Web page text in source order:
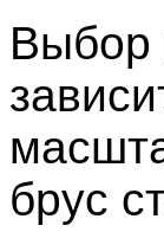
Выбор
брус